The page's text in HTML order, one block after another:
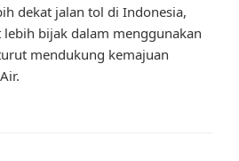
dekat jalan tol di Indonesia,
bijak dalam menggunakan
mendukung kemajuan